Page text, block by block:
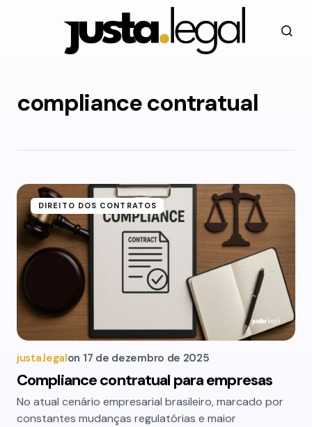
compliance contratual
DIREITO DOS CONTRATOS
justa.legalon 17 de dezembro de 2025
Compliance contratual para empresas
No atual cenário empresarial brasileiro, marcado por
constantes mudanças regulatórias e maior